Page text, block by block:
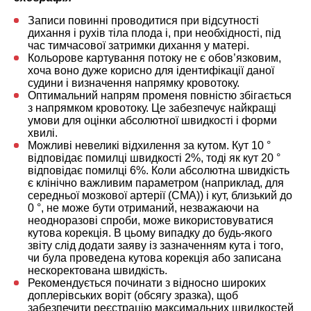
Записи повинні проводитися при відсутності
дихання і рухів тіла плода і, при необхідності, під
час тимчасової затримки дихання у матері.
Кольорове картування потоку не є обов’язковим,
хоча воно дуже корисно для ідентифікації даної
судини і визначення напрямку кровотоку.
Оптимальний напрям променя повністю збігається
з напрямком кровотоку. Це забезпечує найкращі
умови для оцінки абсолютної швидкості і форми
хвилі.
Можливі невеликі відхилення за кутом. Кут 10 °
відповідає помилці швидкості 2%, тоді як кут 20 °
відповідає помилці 6%. Коли абсолютна швидкість
є клінічно важливим параметром (наприклад, для
середньої мозкової артерії (СМА)) і кут, близький до
0 °, не може бути отриманий, незважаючи на
неодноразові спроби, може використовуватися
кутова корекція. В цьому випадку до будь-якого
звіту слід додати заяву із зазначенням кута і того,
чи була проведена кутова корекція або записана
нескоректована швидкість.
Рекомендується починати з відносно широких
доплерівських воріт (обсягу зразка), щоб
забезпечити реєстрацію максимальних швидкостей